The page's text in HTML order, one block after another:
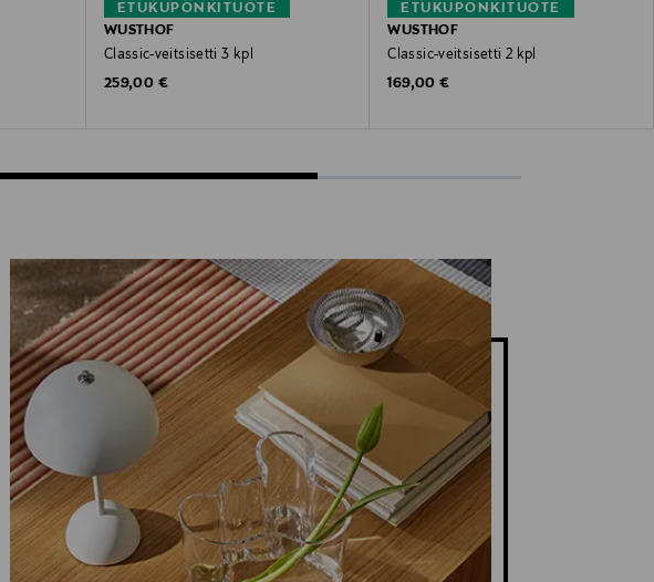
ETUKUPONKITUOTE
WUSTHOF
Classic-veitsisetti 3 kpl
Original Price
259,00 €
ETUKUPONKITUOTE
WUSTHOF
Classic-veitsisetti 2 kpl
Original Price
169,00 €